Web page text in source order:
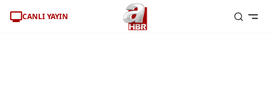
CANLI YAYIN